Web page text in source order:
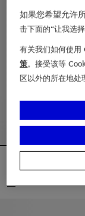
¥950.00
如果您希望允许
击下面的“让我选
有关我们如何使用
策。接受该等
区以外的所在地处